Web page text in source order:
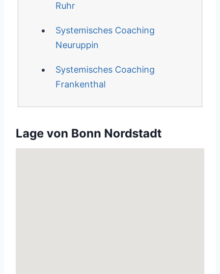
Ruhr
Systemisches Coaching
Neuruppin
Systemisches Coaching
Frankenthal
Lage von Bonn Nordstadt